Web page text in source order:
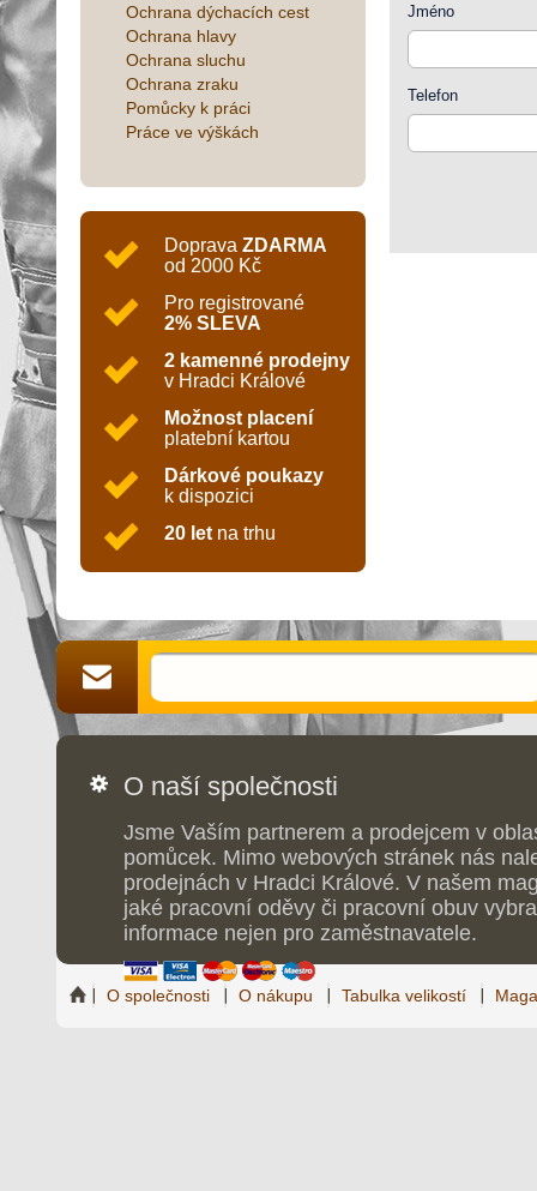
Ochrana dýchacích cest
Ochrana hlavy
Ochrana sluchu
Ochrana zraku
Pomůcky k práci
Práce ve výškách
Doprava ZDARMA
od 2000 Kč
Pro registrované
2% SLEVA
2 kamenné prodejny
v Hradci Králové
Možnost placení
platební kartou
Dárkové poukazy
k dispozici
20 let na trhu
Jméno
Telefon
O naší společnosti
Jsme Vaším partnerem a prodejcem v
pomůcek. Mimo webových stránek nás
prodejnách v Hradci Králové. V našem
jaké pracovní oděvy či pracovní obuv
informace nejen pro zaměstnavatele.
O společnosti O nákupu Tabulka velikostí